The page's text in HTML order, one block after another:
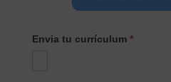
Envia tu currículum *